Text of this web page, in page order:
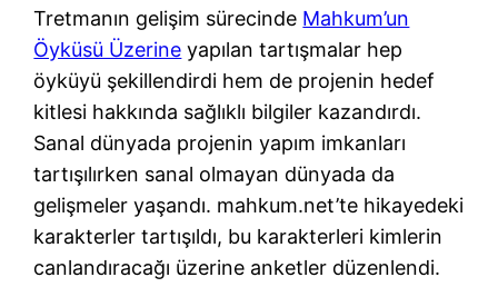
Tretmanın gelişim sürecinde Mahkum’un
Öyküsü Üzerine yapılan tartışmalar hep
öyküyü şekillendirdi hem de projenin hedef
kitlesi hakkında sağlıklı bilgiler kazandırdı.
Sanal dünyada projenin yapım imkanları
tartışılırken sanal olmayan dünyada da
gelişmeler yaşandı. mahkum.net’te hikayedeki
karakterler tartışıldı, bu karakterleri kimlerin
canlandıracağı üzerine anketler düzenlendi.